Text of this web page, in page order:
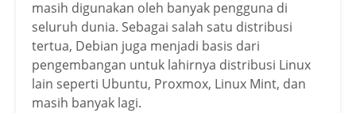
masih digunakan oleh banyak pengguna di
seluruh dunia. Sebagai salah satu distribusi
tertua, Debian juga menjadi basis dari
pengembangan untuk lahirnya distribusi Linux
lain seperti Ubuntu, Proxmox, Linux Mint, dan
masih banyak lagi.